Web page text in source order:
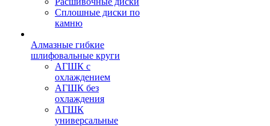
Сплошные диски по
камню
Алмазные гибкие
шлифовальные круги
АГШК с
охлаждением
АГШК без
охлаждения
АГШК
универсальные